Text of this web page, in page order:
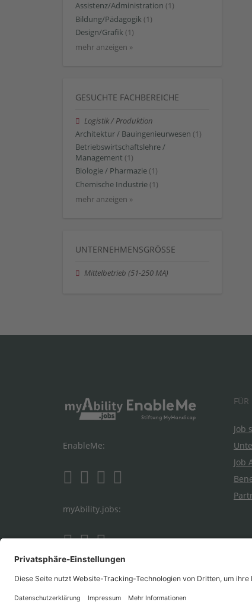
Assistenz/Administration (1)
Bildung/Pädagogik (1)
Design/Grafik (1)
mehr anzeigen »
GESUCHTE FACHBEREICHE
Logistik / Produktion
Architektur / Bauingenieurwesen (1)
Betriebswirtschaftslehre /
Management (1)
Biologie / Pharmazie (1)
Chemische Industrie (1)
mehr anzeigen »
UNTERNEHMENSGRÖSSE
Mittelbetrieb (51-250 MA)
EnableMe:
myAbility.jobs:
Job
Job